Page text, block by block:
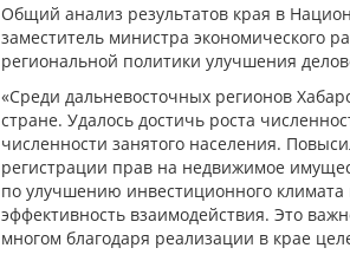
Общий анализ результатов края в
заместитель министра экономического
региональной политики улучшения
«Среди дальневосточных регионов
стране. Удалось достичь роста
численности занятого населения.
регистрации прав на недвижимое
по улучшению инвестиционного
эффективность взаимодействия. Это
многом благодаря реализации в крае